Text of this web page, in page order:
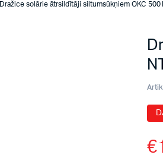
Dražice solārie ātrsildītāji siltumsūkņiem OKC 500
€